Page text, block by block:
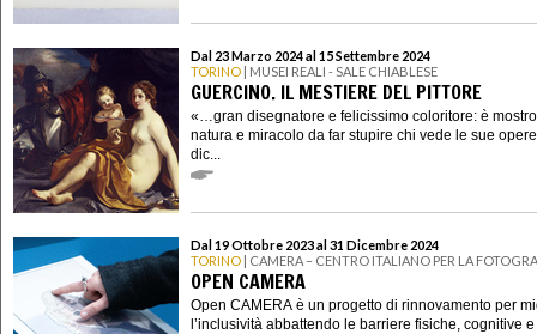
Dal 23 Marzo 2024 al 15 Settembre 2024
TORINO | MUSEI REALI - SALE CHIABLESE
GUERCINO. IL MESTIERE DEL PITTORE
«…gran disegnatore e felicissimo coloritore: è
natura e miracolo da far stupire chi vede le sue
dic...
Dal 19 Ottobre 2023 al 31 Dicembre 2024
TORINO | CAMERA – CENTRO ITALIANO PER LA
OPEN CAMERA
Open CAMERA è un progetto di rinnovamento per
l’inclusività abbattendo le barriere fisiche, cognitive